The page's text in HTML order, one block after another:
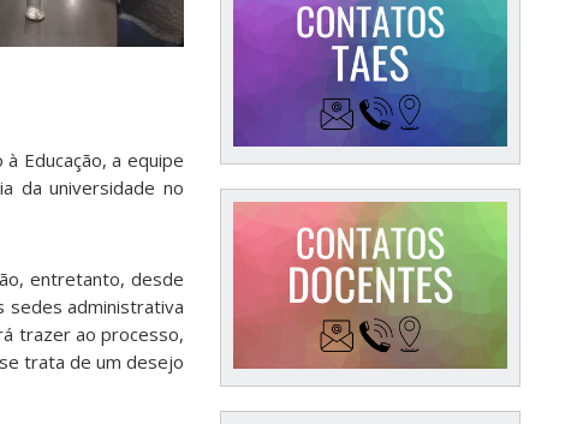
Educação, a equipe
da universidade no
entretanto, desde
sedes administrativa
trazer ao processo,
trata de um desejo